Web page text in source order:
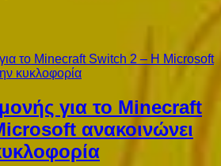
για το Minecraft
ανακοινώνει